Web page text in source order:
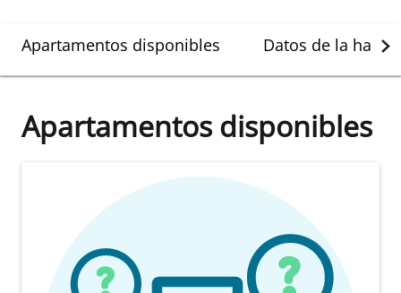
Apartamentos disponibles Datos de la
Apartamentos disponibles